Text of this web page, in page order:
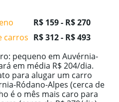
R$ 159 - R$ 270
carros R$ 312 - R$ 493
pequeno em Auvérnia-
em média R$ 204/dia.
para alugar um carro
Ródano-Alpes (cerca de
é o mês mais caro para